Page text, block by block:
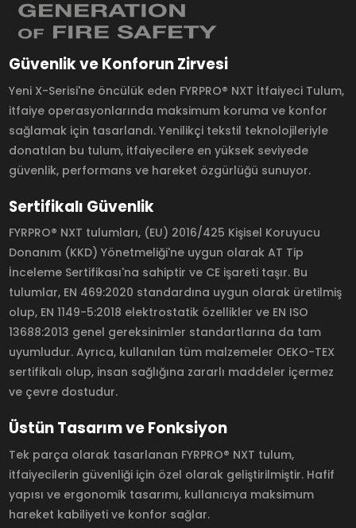
Güvenlik ve Konforun Zirvesi
Yeni X-Serisi'ne öncülük eden FYRPRO® NXT İtfaiyeci Tulum,
itfaiye operasyonlarında maksimum koruma ve konfor
sağlamak için tasarlandı. Yenilikçi tekstil teknolojileriyle
donatılan bu tulum, itfaiyecilere en yüksek seviyede
güvenlik, performans ve hareket özgürlüğü sunuyor.
Sertifikalı Güvenlik
FYRPRO® NXT tulumları, (EU) 2016/425 Kişisel Koruyucu
Donanım (KKD) Yönetmeliği'ne uygun olarak AT Tip
İnceleme Sertifikası'na sahiptir ve CE işareti taşır. Bu
tulumlar, EN 469:2020 standardına uygun olarak üretilmiş
olup, EN 1149-5:2018 elektrostatik özellikler ve EN ISO
13688:2013 genel gereksinimler standartlarına da tam
uyumludur. Ayrıca, kullanılan tüm malzemeler OEKO-TEX
sertifikalı olup, insan sağlığına zararlı maddeler içermez
ve çevre dostudur.
Üstün Tasarım ve Fonksiyon
Tek parça olarak tasarlanan FYRPRO® NXT tulum,
itfaiyecilerin güvenliği için özel olarak geliştirilmiştir. Hafif
yapısı ve ergonomik tasarımı, kullanıcıya maksimum
hareket kabiliyeti ve konfor sağlar.